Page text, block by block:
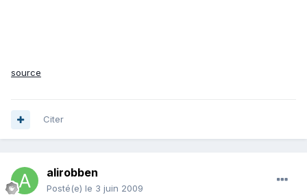
source
Citer
alirobben
Posté(e) le 3 juin 2009